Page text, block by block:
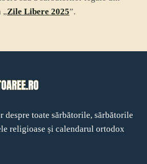
„Zile Libere 2025”.
despre toate sărbătorile, sărbătorile
religioase și calendarul ortodox